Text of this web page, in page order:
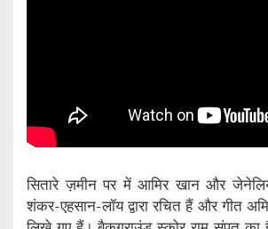
सितारे ज़मीन पर में आमिर खान और
शंकर-एहसान-लॉय द्वारा रचित हैं और गीत